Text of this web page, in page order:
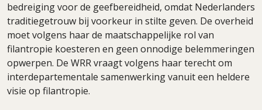
bedreiging voor de geefbereidheid, omdat Nederlanders
traditiegetrouw bij voorkeur in stilte geven. De overheid
moet volgens haar de maatschappelijke rol van
filantropie koesteren en geen onnodige belemmeringen
opwerpen. De WRR vraagt volgens haar terecht om
interdepartementale samenwerking vanuit een heldere
visie op filantropie.